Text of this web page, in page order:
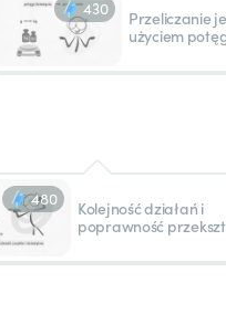
430
Przeliczanie
użyciem
480
Kolejność działań i
poprawność